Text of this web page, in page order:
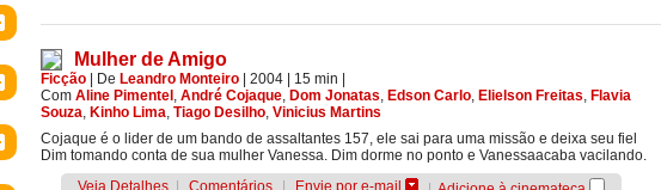
Mulher de Amigo
Ficção De Leandro Monteiro | 2004 | 15 min
Com Aline Pimentel , André Cojaque, Dom Jonatas, Edson Carlo, Elielson Freitas, Flavia
Souza, Kinho Lima, Tiago Desilho, Vinicius Martins
Cojaque é o lider de um bando de assaltantes 157, ele sai para uma missão e deixa seu fiel
Dim tomando conta de sua mulher Vanessa. Dim dorme no ponto e Vanessaacaba vacilando.
Veja Detalhes
Comentários Envie por e-mail